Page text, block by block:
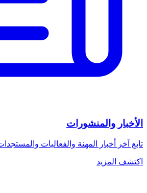
الأخبار والمنشورات
تابع آخر أخبار المهنة والفعاليات
اكتشف المزيد